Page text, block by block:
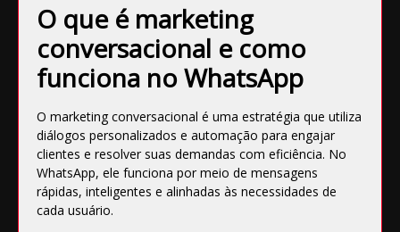
O que é marketing
conversacional e como
funciona no WhatsApp
O marketing conversacional é uma estratégia que utiliza
diálogos personalizados e automação para engajar
clientes e resolver suas demandas com eficiência. No
WhatsApp, ele funciona por meio de mensagens
rápidas, inteligentes e alinhadas às necessidades de
cada usuário.